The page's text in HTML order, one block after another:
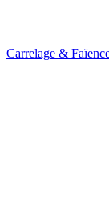
Carrelage &